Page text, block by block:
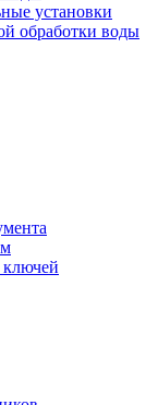
установки
обработки воды